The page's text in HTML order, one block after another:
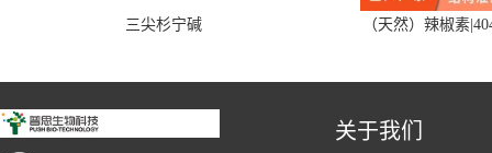
三尖杉宁碱 （天然）辣椒素
关于我们